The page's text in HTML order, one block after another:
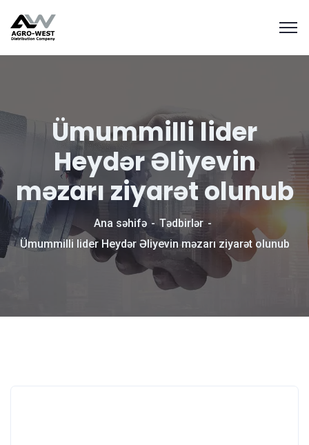
Ümummilli lider
Heydər Əliyevin
məzarı ziyarət olunub
Ana səhifə
Tədbirlər
Ümummilli lider Heydər Əliyevin məzarı ziyarət olunub